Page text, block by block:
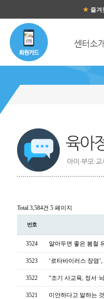
즐겨
육아정보 목록
Total 3,584건 5 페이지
번호
3524 알아두면 좋은 봄철
3523 ‘로타바이러스 장염
3522 “조기 사교육, 정서·
3521 미안하다고 말하는